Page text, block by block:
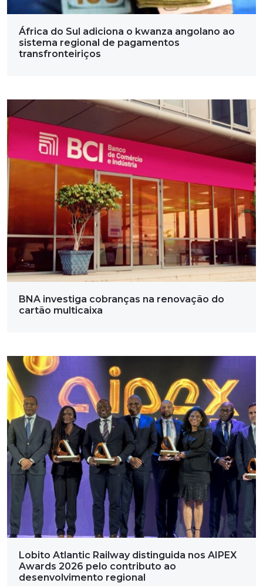
África do Sul adiciona o kwanza angolano ao
sistema regional de pagamentos
transfronteiriços
BNA investiga cobranças na renovação do
cartão multicaixa
Lobito Atlantic Railway distinguida nos AIPEX
Awards 2026 pelo contributo ao
desenvolvimento regional